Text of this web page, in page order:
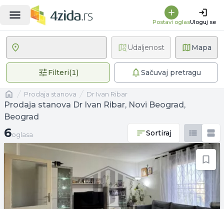
Postavi oglasUloguj se
Mapa
Filteri(1)1 primenjen filterSačuvaj pretragu
Udaljenost
Naslovnaprodaja stanova Dr Ivan Ribar
Prodaja stanova Dr Ivan Ribar, Novi Beograd,
Beograd
6 oglasa
6oglasa Sortiraj